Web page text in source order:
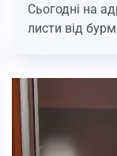
Сьогодні на
листи від